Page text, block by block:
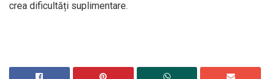
crea dificultăți suplimentare.